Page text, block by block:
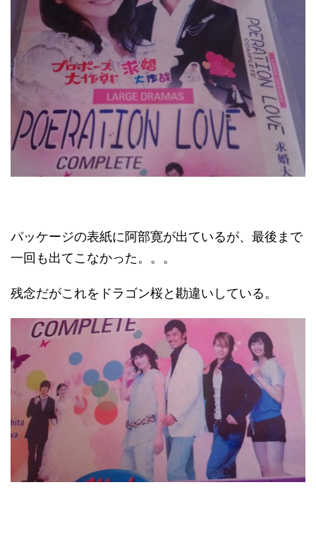
パッケージの表紙に阿部寛が出ているが、最後まで
一回も出てこなかった。。。
残念だがこれをドラゴン桜と勘違いしている。